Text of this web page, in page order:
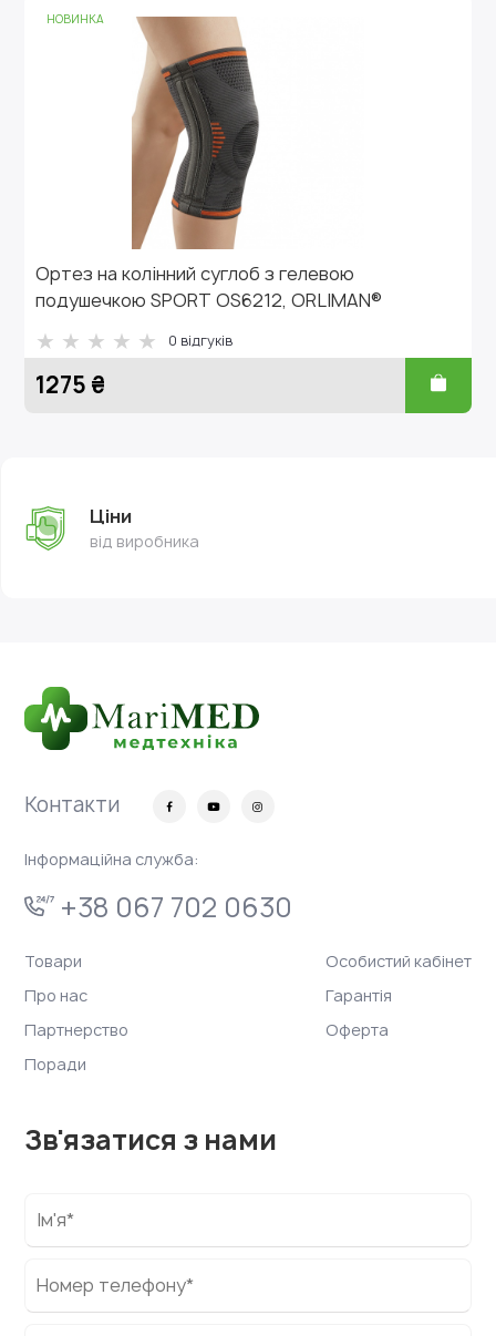
НОВИНКА
Ортез на колінний суглоб з гелевою
подушечкою SPORT OS6212, ORLIMAN®
0 відгуків
1275 ₴
Ціни
від виробника
Контакти
Інформаційна служба:
+38 067 702 0630
Товари
Про нас
Партнерство
Поради
Особистий кабінет
Гарантія
Оферта
Зв'язатися з нами